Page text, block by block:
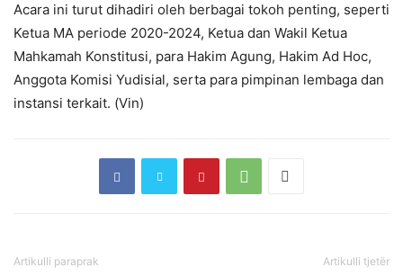
Acara ini turut dihadiri oleh berbagai tokoh penting, seperti
Ketua MA periode 2020-2024, Ketua dan Wakil Ketua
Mahkamah Konstitusi, para Hakim Agung, Hakim Ad Hoc,
Anggota Komisi Yudisial, serta para pimpinan lembaga dan
instansi terkait. (Vin)
Artikulli paraprak Artikulli tjetër